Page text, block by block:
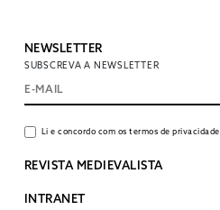
NEWSLETTER
SUBSCREVA A NEWSLETTER
Li e concordo com os termos de privacidade
REVISTA MEDIEVALISTA
INTRANET